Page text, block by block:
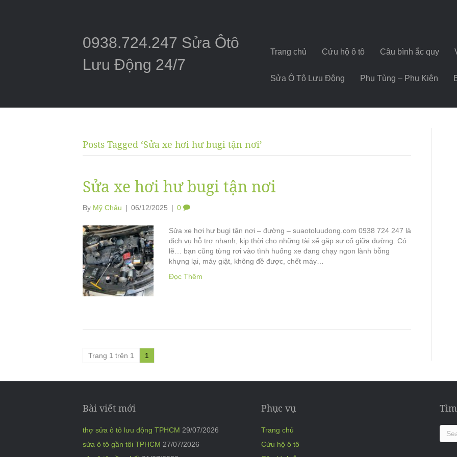
0938.724.247 Sửa Ôtô
Lưu Động 24/7
Trang chủ Cứu hộ ô tô Câu bình ắc quy
Sửa Ô Tô Lưu Động Phụ Tùng – Phụ Kiện
Posts Tagged ‘Sửa xe hơi hư bugi tận nơi’
Sửa xe hơi hư bugi tận nơi
By Mỹ Châu | 06/12/2025 | 0
Sửa xe hơi hư bugi tận nơi – đường – suaotoluudong.com 0938 724 247 là
dịch vụ hỗ trợ nhanh, kịp thời cho những tài xế gặp sự cố giữa đường. Có
lẽ… bạn cũng từng rơi vào tình huống xe đang chạy ngon lành bỗng
khựng lại, máy giật, không đề được, chết máy…
Đọc Thêm
Trang 1 trên 1 1
Bài viết mới
thợ sửa ô tô lưu động TPHCM 29/07/2026
sửa ô tô gần tôi TPHCM 27/07/2026
Phục vụ
Trang chủ
Cứu hộ ô tô